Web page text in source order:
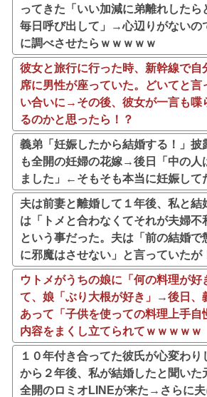
ってきた「いい加減に弟離れしたら
毎日呼び出して」→心辺りがないの
に調べさせたらｗｗｗｗｗ
彼女と旅行に行った時、新幹線で自
席に男性が座っていた。どいてと言
い合いに→その後、彼女が一言も喋
るのかと思ったら！？
義弟「妊娠したから結婚する！」披
も全開の妊婦の花嫁→後日「中の人
ました」←そもそも本当に妊娠して
夫は前妻と離婚して１年後、私と結
は「トメと合わなくてそれが夫婦不
という事だった。夫は「前の結婚で
に邪魔はさせない」と言っていたが
ウトメがうちの娘に「何の料理が好
て、娘「ぶり大根が好き」→後日、
あって「子供を使っての料理上手自
内容をまくし立てられてｗｗｗｗｗ
１０年付き合ってた彼氏が心変わり
から２年後、私が結婚したと聞いた
全開のロミオLINEが来た→さらに